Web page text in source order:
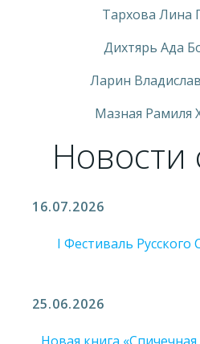
Тархова Лина
Дихтярь Ада
Ларин
Мазная Рамиля
Новости
16.07.2026
I Фестиваль
25.06.2026